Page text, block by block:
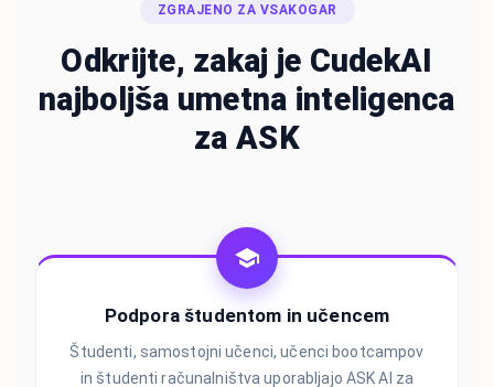
ZGRAJENO ZA VSAKOGAR
Odkrijte, zakaj je CudekAI
najboljša umetna inteligenca
za ASK
Podpora študentom in učencem
Študenti, samostojni učenci, učenci bootcampov
in študenti računalništva uporabljajo ASK AI za